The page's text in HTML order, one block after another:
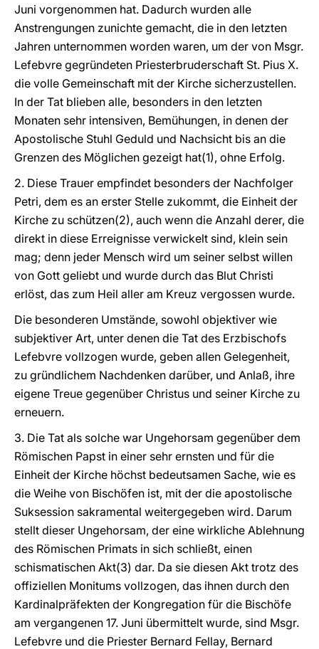
Juni vorgenommen hat. Dadurch wurden alle
Anstrengungen zunichte gemacht, die in den letzten
Jahren unternommen worden waren, um der von Msgr.
Lefebvre gegründeten Priesterbruderschaft St. Pius X.
die volle Gemeinschaft mit der Kirche sicherzustellen.
In der Tat blieben alle, besonders in den letzten
Monaten sehr intensiven, Bemühungen, in denen der
Apostolische Stuhl Geduld und Nachsicht bis an die
Grenzen des Möglichen gezeigt hat(1), ohne Erfolg.
2. Diese Trauer empfindet besonders der Nachfolger
Petri, dem es an erster Stelle zukommt, die Einheit der
Kirche zu schützen(2), auch wenn die Anzahl derer, die
direkt in diese Erreignisse verwickelt sind, klein sein
mag; denn jeder Mensch wird um seiner selbst willen
von Gott geliebt und wurde durch das Blut Christi
erlöst, das zum Heil aller am Kreuz vergossen wurde.
Die besonderen Umstände, sowohl objektiver wie
subjektiver Art, unter denen die Tat des Erzbischofs
Lefebvre vollzogen wurde, geben allen Gelegenheit,
zu gründlichem Nachdenken darüber, und Anlaß, ihre
eigene Treue gegenüber Christus und seiner Kirche zu
erneuern.
3. Die Tat als solche war Ungehorsam gegenüber dem
Römischen Papst in einer sehr ernsten und für die
Einheit der Kirche höchst bedeutsamen Sache, wie es
die Weihe von Bischöfen ist, mit der die apostolische
Suksession sakramental weitergegeben wird. Darum
stellt dieser Ungehorsam, der eine wirkliche Ablehnung
des Römischen Primats in sich schließt, einen
schismatischen Akt(3) dar. Da sie diesen Akt trotz des
offiziellen Monitums vollzogen, das ihnen durch den
Kardinalpräfekten der Kongregation für die Bischöfe
am vergangenen 17. Juni übermittelt wurde, sind Msgr.
Lefebvre und die Priester Bernard Fellay, Bernard